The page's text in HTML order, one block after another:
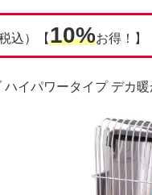
税込）【10%お得！】
イパワータイプ デカ